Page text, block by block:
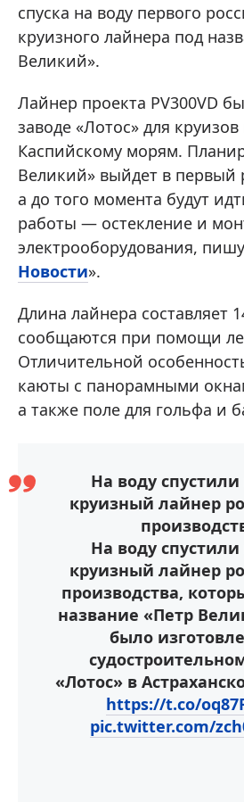
спуска на воду первого
круизного лайнера под
Великий».
Лайнер проекта PV300VD
заводе «Лотос» для
Каспийскому морям.
Великий» выйдет в первый
а до того момента будут
работы — остекление и
электрооборудования,
Новости».
Длина лайнера составляет
сообщаются при помощи
Отличительной
каюты с панорамными
а также поле для гольфа и
На воду
круизный лайнер
На воду
круизный лайнер
производства,
название «Петр
было
«Лотос» в
https://t.co/
pic.twitter.com/